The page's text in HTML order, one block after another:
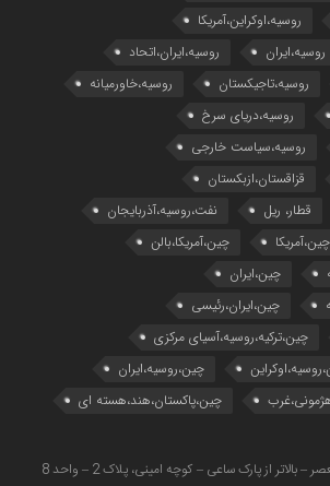
روسیه،اوکراین،آمریکا
روسیه،ایران
روسیه،ایران،اتحاد
روسیه،تاجیکستان
روسیه،خاورمیانه
روسیه،دریای سرخ
روسیه،سیاست خارجی
قزاقستان،ازبکستان
قطار، ریل
نفت،روسیه،آذربایجان
چین،آمریکا
چین،آمریکا،بالن
چین،ایران
چین،ایران،رئیسی
چین،ترکیه،روسیه،آسیای مرکزی
چین،روسیه،ایران
چین،پاکستان،هند،هسته ای